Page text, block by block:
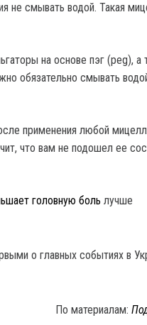
не смывать водой. Такая
на основе пэг (peg), а
обязательно смывать
применения любой
что вам не подошел ее
головную боль лучше
о главных событиях в
По материалам: